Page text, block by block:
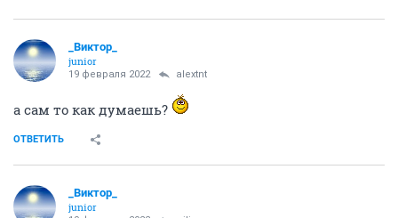
_Виктор_
juniоr
19 февраля 2022 alextnt
а сам то как думаешь?
ОТВЕТИТЬ
_Виктор_
juniоr